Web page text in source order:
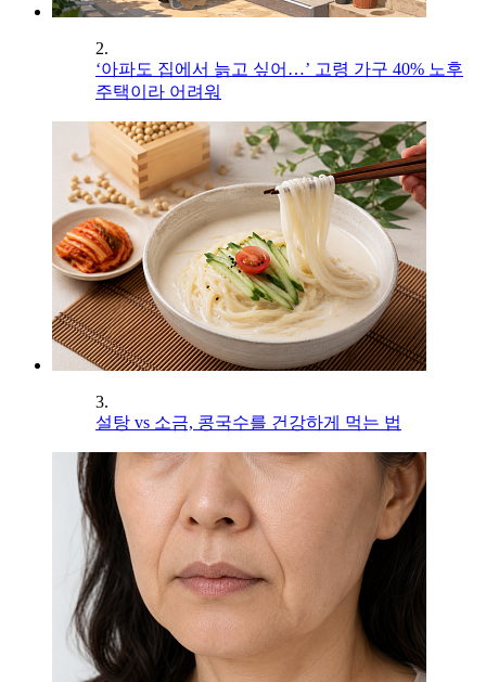
2.
‘아파도 집에서 늙고 싶어…’ 고령 가구 40% 노후
주택이라 어려워
3.
설탕 vs 소금, 콩국수를 건강하게 먹는 법